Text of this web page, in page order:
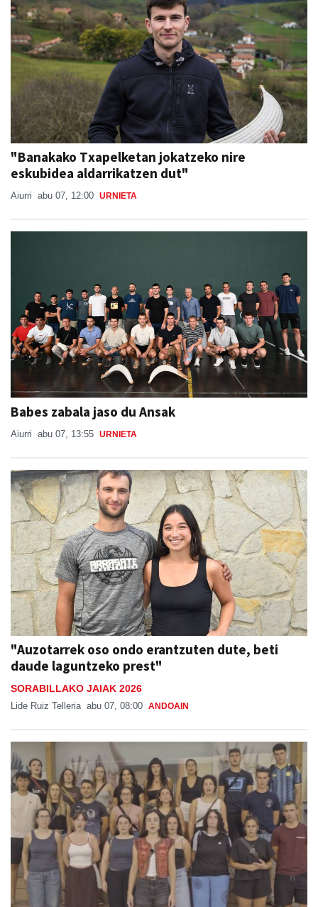
"Banakako Txapelketan jokatzeko nire
eskubidea aldarrikatzen dut"
Aiurri abu 07, 12:00 URNIETA
Babes zabala jaso du Ansak
Aiurri abu 07, 13:55 URNIETA
"Auzotarrek oso ondo erantzuten dute, beti
daude laguntzeko prest"
SORABILLAKO JAIAK 2026
Lide Ruiz Telleria abu 07, 08:00 ANDOAIN